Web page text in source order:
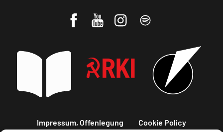
Impressum, Offenlegung Cookie Policy